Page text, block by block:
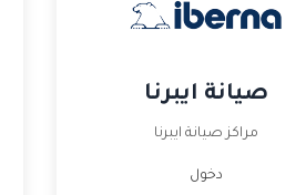
صيانة ايبرنا
مراكز صيانة ايبرنا
دخول